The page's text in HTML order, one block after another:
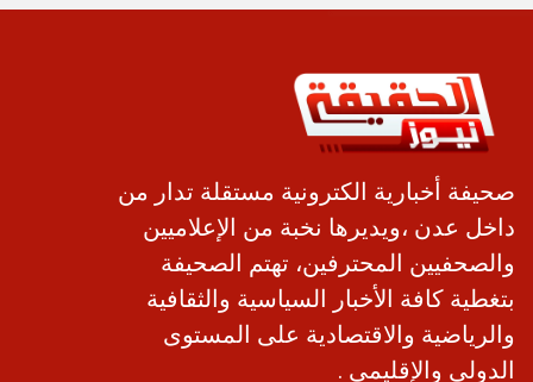
صحيفة أخبارية الكترونية مستقلة تدار من
داخل عدن ،ويديرها نخبة من الإعلاميين
والصحفيين المحترفين، تهتم الصحيفة
بتغطية كافة الأخبار السياسية والثقافية
والرياضية والاقتصادية على المستوى
الدولي والإقليمي .